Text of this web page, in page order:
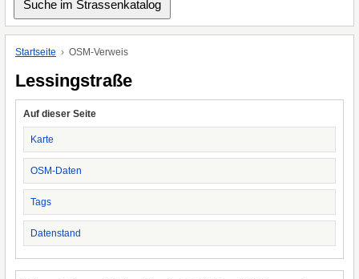
Startseite OSM-Verweis
Lessingstraße
Auf dieser Seite
Karte
OSM-Daten
Tags
Datenstand